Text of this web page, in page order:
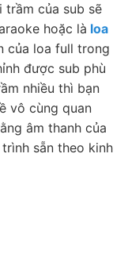
trầm của sub sẽ
hoặc là loa
của loa full trong
được sub phù
nhiều thì bạn
vô cùng quan
âm thanh của
sẵn theo kinh